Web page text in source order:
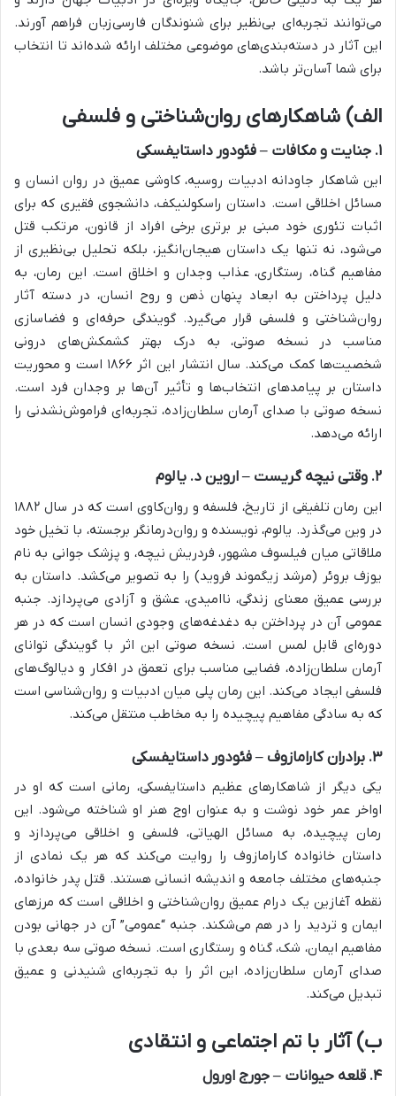
می‌توانند تجربه‌ای بی‌نظیر برای شنوندگان فارسی‌زبان فراهم آورند.
این آثار در دسته‌بندی‌های موضوعی مختلف ارائه شده‌اند تا انتخاب
برای شما آسان‌تر باشد.
الف) شاهکارهای روان‌شناختی و فلسفی
۱. جنایت و مکافات – فئودور داستایفسکی
این شاهکار جاودانه ادبیات روسیه، کاوشی عمیق در روان انسان و
مسائل اخلاقی است. داستان راسکولنیکف، دانشجوی فقیری که برای
اثبات تئوری خود مبنی بر برتری برخی افراد از قانون، مرتکب قتل
می‌شود، نه تنها یک داستان هیجان‌انگیز، بلکه تحلیل بی‌نظیری از
مفاهیم گناه، رستگاری، عذاب وجدان و اخلاق است. این رمان، به
دلیل پرداختن به ابعاد پنهان ذهن و روح انسان، در دسته آثار
روان‌شناختی و فلسفی قرار می‌گیرد. گویندگی حرفه‌ای و فضاسازی
مناسب در نسخه صوتی، به درک بهتر کشمکش‌های درونی
شخصیت‌ها کمک می‌کند. سال انتشار این اثر ۱۸۶۶ است و محوریت
داستان بر پیامدهای انتخاب‌ها و تأثیر آن‌ها بر وجدان فرد است.
نسخه صوتی با صدای آرمان سلطان‌زاده، تجربه‌ای فراموش‌نشدنی را
ارائه می‌دهد.
۲. وقتی نیچه گریست – اروین د. یالوم
این رمان تلفیقی از تاریخ، فلسفه و روان‌کاوی است که در سال ۱۸۸۲
در وین می‌گذرد. یالوم، نویسنده و روان‌درمانگر برجسته، با تخیل خود
ملاقاتی میان فیلسوف مشهور، فردریش نیچه، و پزشک جوانی به نام
یوزف بروئر (مرشد زیگموند فروید) را به تصویر می‌کشد. داستان به
بررسی عمیق معنای زندگی، ناامیدی، عشق و آزادی می‌پردازد. جنبه
عمومی آن در پرداختن به دغدغه‌های وجودی انسان است که در هر
دوره‌ای قابل لمس است. نسخه صوتی این اثر با گویندگی توانای
آرمان سلطان‌زاده، فضایی مناسب برای تعمق در افکار و دیالوگ‌های
فلسفی ایجاد می‌کند. این رمان پلی میان ادبیات و روان‌شناسی است
که به سادگی مفاهیم پیچیده را به مخاطب منتقل می‌کند.
۳. برادران کارامازوف – فئودور داستایفسکی
یکی دیگر از شاهکارهای عظیم داستایفسکی، رمانی است که او در
اواخر عمر خود نوشت و به عنوان اوج هنر او شناخته می‌شود. این
رمان پیچیده، به مسائل الهیاتی، فلسفی و اخلاقی می‌پردازد و
داستان خانواده کارامازوف را روایت می‌کند که هر یک نمادی از
جنبه‌های مختلف جامعه و اندیشه انسانی هستند. قتل پدر خانواده،
نقطه آغازین یک درام عمیق روان‌شناختی و اخلاقی است که مرزهای
ایمان و تردید را در هم می‌شکند. جنبه “عمومی” آن در جهانی بودن
مفاهیم ایمان، شک، گناه و رستگاری است. نسخه صوتی سه بعدی با
صدای آرمان سلطان‌زاده، این اثر را به تجربه‌ای شنیدنی و عمیق
تبدیل می‌کند.
ب) آثار با تم اجتماعی و انتقادی
۴. قلعه حیوانات – جورج اورول